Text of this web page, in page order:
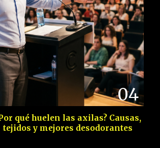
04
qué huelen las axilas? Causas,
tejidos y mejores desodorantes